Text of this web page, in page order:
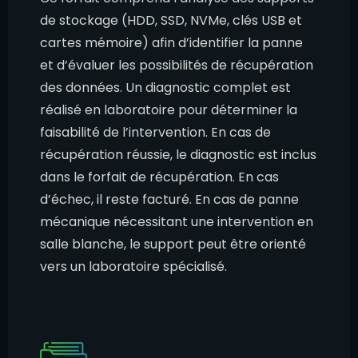
de stockage (HDD, SSD, NVMe, clés USB et
cartes mémoire) afin d’identifier la panne
et d’évaluer les possibilités de récupération
des données. Un diagnostic complet est
réalisé en laboratoire pour déterminer la
faisabilité de l’intervention. En cas de
récupération réussie, le diagnostic est inclus
dans le forfait de récupération. En cas
d’échec, il reste facturé. En cas de panne
mécanique nécessitant une intervention en
salle blanche, le support peut être orienté
vers un laboratoire spécialisé.